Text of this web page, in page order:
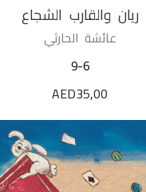
ريان والقارب الشجاع
عائشة الحارثي
9-6
AED35,00